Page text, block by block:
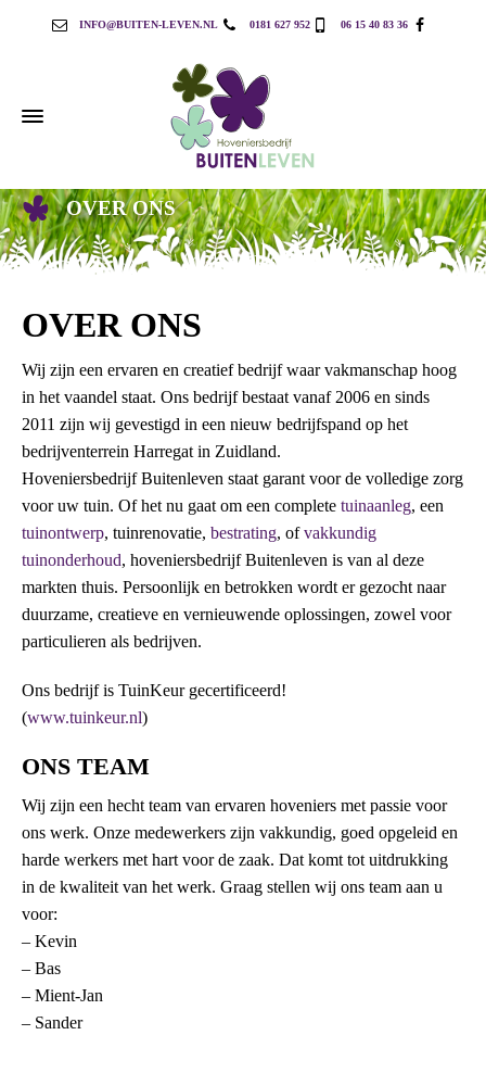
INFO@BUITEN-LEVEN.NL 0181 627 952 06 15 40 83 36
OVER ONS
OVER ONS
Wij zijn een ervaren en creatief bedrijf waar vakmanschap hoog
in het vaandel staat. Ons bedrijf bestaat vanaf 2006 en sinds
2011 zijn wij gevestigd in een nieuw bedrijfspand op het
bedrijventerrein Harregat in Zuidland.
Hoveniersbedrijf Buitenleven staat garant voor de volledige zorg
voor uw tuin. Of het nu gaat om een complete tuinaanleg, een
tuinontwerp, tuinrenovatie, bestrating, ofvakkundig
tuinonderhoud, hoveniersbedrijf Buitenleven is van al deze
markten thuis. Persoonlijk en betrokken wordt er gezocht naar
duurzame, creatieve en vernieuwende oplossingen, zowel voor
particulieren als bedrijven.
Ons bedrijf is TuinKeur gecertificeerd!
(www.tuinkeur.nl)
ONS TEAM
Wij zijn een hecht team van ervaren hoveniers met passie voor
ons werk. Onze medewerkers zijn vakkundig, goed opgeleid en
harde werkers met hart voor de zaak. Dat komt tot uitdrukking
in de kwaliteit van het werk. Graag stellen wij ons team aan u
voor:
– Kevin
– Bas
– Mient-Jan
– Sander